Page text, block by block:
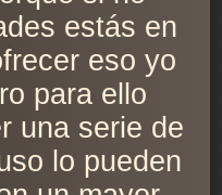
estás en
eso yo
para ello
una serie de
lo pueden